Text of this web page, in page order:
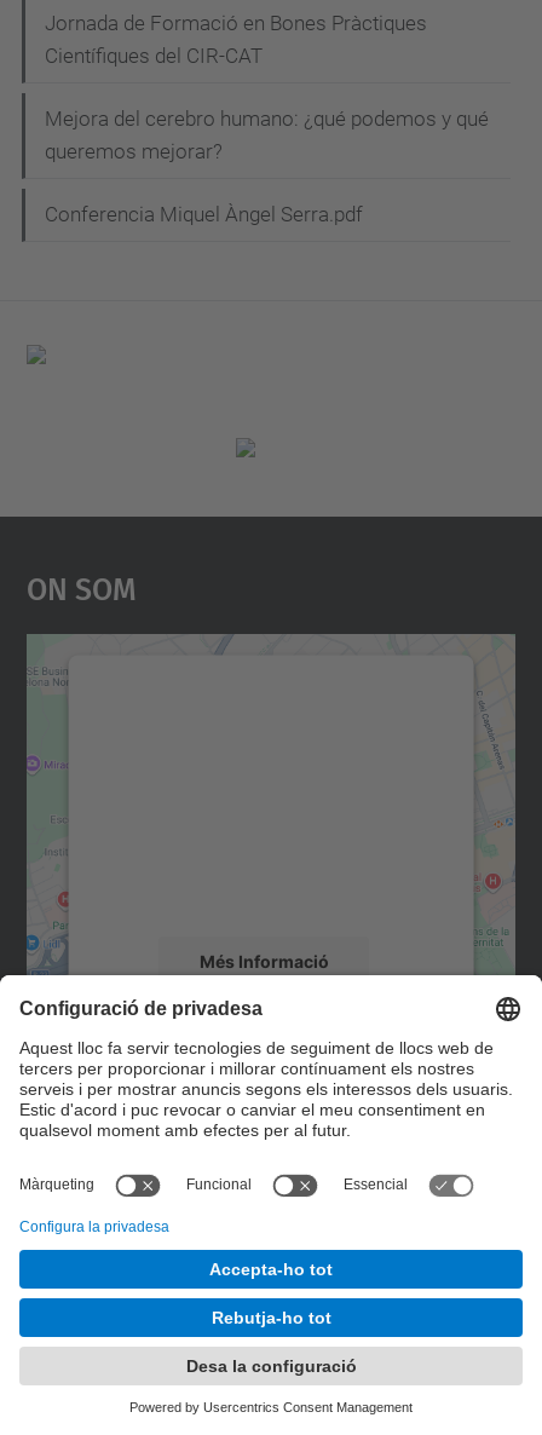
Jornada de Formació en Bones Pràctiques
Científiques del CIR-CAT
Mejora del cerebro humano: ¿qué podemos y qué
queremos mejorar?
Conferencia Miquel Àngel Serra.pdf
On Som
Més Informació
powered byUsercentrics Consent
Management Platform
Contacte
Formulari de contacte
Desenvolupat amb